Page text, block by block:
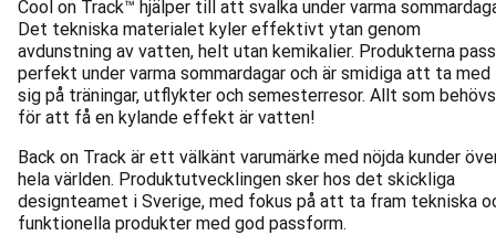
Cool on Track™ hjälper till att svalka under varma
Det tekniska materialet kyler effektivt ytan genom
avdunstning av vatten, helt utan kemikalier. Produkterna
perfekt under varma sommardagar och är smidiga att ta med
sig på träningar, utflykter och semesterresor. Allt som behövs
för att få en kylande effekt är vatten!
Back on Track är ett välkänt varumärke med nöjda kunder
hela världen. Produktutvecklingen sker hos det skickliga
designteamet i Sverige, med fokus på att ta fram tekniska
funktionella produkter med god passform.